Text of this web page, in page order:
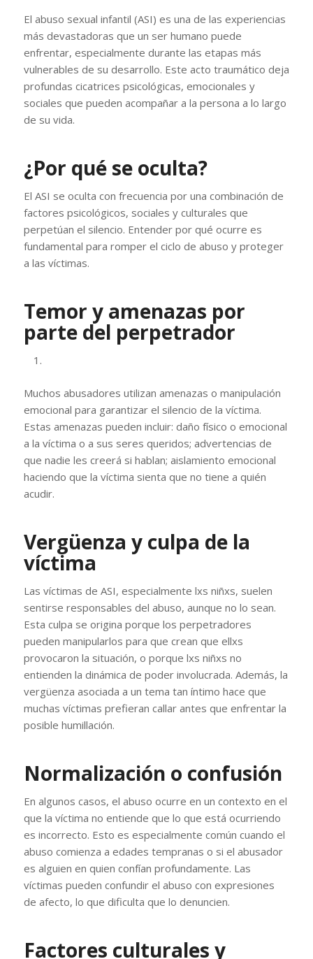
El abuso sexual infantil (ASI) es una de las experiencias
más devastadoras que un ser humano puede
enfrentar, especialmente durante las etapas más
vulnerables de su desarrollo. Este acto traumático deja
profundas cicatrices psicológicas, emocionales y
sociales que pueden acompañar a la persona a lo largo
de su vida.
¿Por qué se oculta?
El ASI se oculta con frecuencia por una combinación de
factores psicológicos, sociales y culturales que
perpetúan el silencio. Entender por qué ocurre es
fundamental para romper el ciclo de abuso y proteger
a las víctimas.
Temor y amenazas por
parte del perpetrador
Muchos abusadores utilizan amenazas o manipulación
emocional para garantizar el silencio de la víctima.
Estas amenazas pueden incluir: daño físico o emocional
a la víctima o a sus seres queridos; advertencias de
que nadie les creerá si hablan; aislamiento emocional
haciendo que la víctima sienta que no tiene a quién
acudir.
Vergüenza y culpa de la
víctima
Las víctimas de ASI, especialmente lxs niñxs, suelen
sentirse responsables del abuso, aunque no lo sean.
Esta culpa se origina porque los perpetradores
pueden manipularlos para que crean que ellxs
provocaron la situación, o porque lxs niñxs no
entienden la dinámica de poder involucrada. Además, la
vergüenza asociada a un tema tan íntimo hace que
muchas víctimas prefieran callar antes que enfrentar la
posible humillación.
Normalización o confusión
En algunos casos, el abuso ocurre en un contexto en el
que la víctima no entiende que lo que está ocurriendo
es incorrecto. Esto es especialmente común cuando el
abuso comienza a edades tempranas o si el abusador
es alguien en quien confían profundamente. Las
víctimas pueden confundir el abuso con expresiones
de afecto, lo que dificulta que lo denuncien.
Factores culturales y